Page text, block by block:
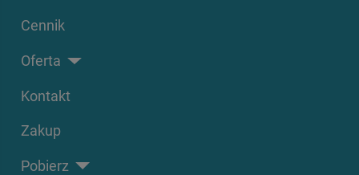
Cennik
Oferta
Kontakt
Zakup
Pobierz